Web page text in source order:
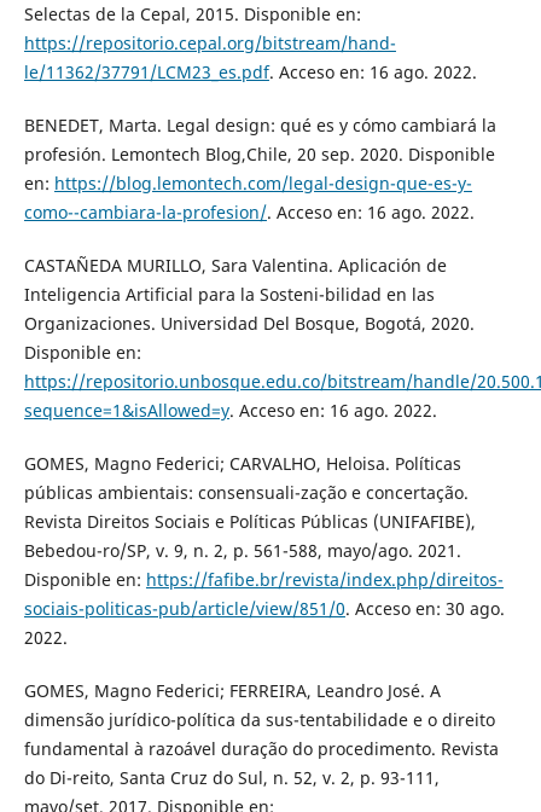
Selectas de la Cepal, 2015. Disponible en:
https://repositorio.cepal.org/bitstream/hand-
le/11362/37791/LCM23_es.pdf. Acceso en: 16 ago. 2022.
BENEDET, Marta. Legal design: qué es y cómo cambiará la
profesión. Lemontech Blog,Chile, 20 sep. 2020. Disponible
en: https://blog.lemontech.com/legal-design-que-es-y-
como--cambiara-la-profesion/. Acceso en: 16 ago. 2022.
CASTAÑEDA MURILLO, Sara Valentina. Aplicación de
Inteligencia Artificial para la Sosteni-bilidad en las
Organizaciones. Universidad Del Bosque, Bogotá, 2020.
Disponible en:
https://repositorio.unbosque.edu.co/bitstream/handle/
sequence=1&isAllowed=y. Acceso en: 16 ago. 2022.
GOMES, Magno Federici; CARVALHO, Heloisa. Políticas
públicas ambientais: consensuali-zação e concertação.
Revista Direitos Sociais e Políticas Públicas (UNIFAFIBE),
Bebedou-ro/SP, v. 9, n. 2, p. 561-588, mayo/ago. 2021.
Disponible en: https://fafibe.br/revista/index.php/direitos-
sociais-politicas-pub/article/view/851/0. Acceso en: 30 ago.
2022.
GOMES, Magno Federici; FERREIRA, Leandro José. A
dimensão jurídico-política da sus-tentabilidade e o direito
fundamental à razoável duração do procedimento. Revista
do Di-reito, Santa Cruz do Sul, n. 52, v. 2, p. 93-111,
mayo/set. 2017. Disponible en: